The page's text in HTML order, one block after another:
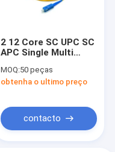
2 12 Core SC UPC SC
APC Single Multi
Pigtail Multicolor
MOQ:50 peças
obtenha o ultimo preço
contacto